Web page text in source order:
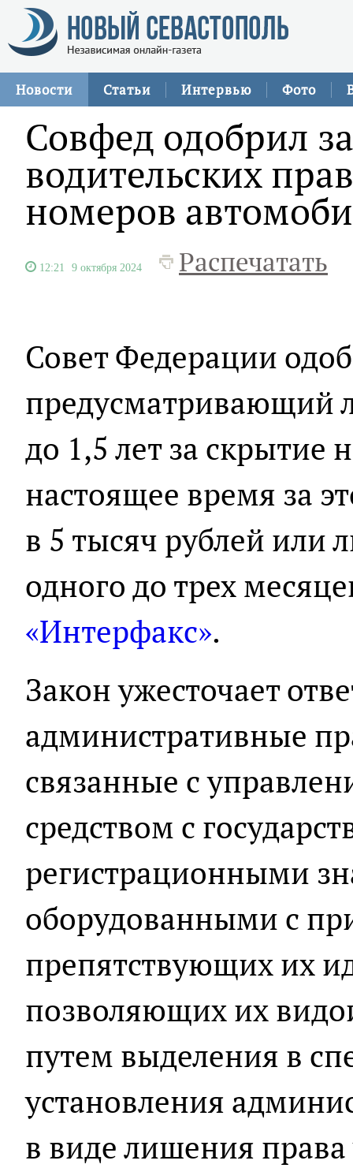
Новости Статьи Интервью Фото
Совфед одобрил
водительских
номеров
12:21 9 октября 2024 Распечатать
Совет Федерации
предусматривающий
до 1,5 лет за скрытие
настоящее время за
в 5 тысяч рублей или
одного до трех
«Интерфакс».
Закон ужесточает
административные
связанные с
средством с
регистрационными
оборудованными с
препятствующих их
позволяющих их
путем выделения в
установления
в виде лишения